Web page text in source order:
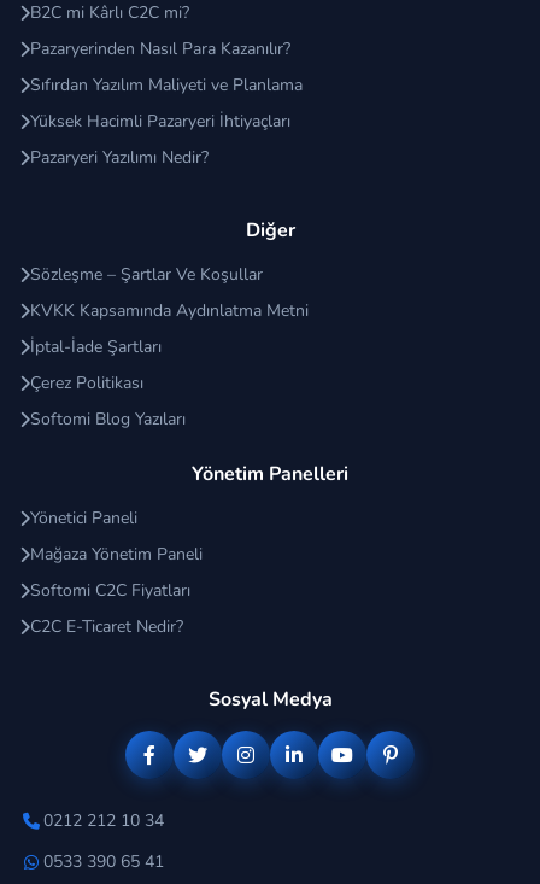
B2C mi Kârlı C2C mi?
Pazaryerinden Nasıl Para Kazanılır?
Sıfırdan Yazılım Maliyeti ve Planlama
Yüksek Hacimli Pazaryeri İhtiyaçları
Pazaryeri Yazılımı Nedir?
Diğer
Sözleşme – Şartlar Ve Koşullar
KVKK Kapsamında Aydınlatma Metni
İptal-İade Şartları
Çerez Politikası
Softomi Blog Yazıları
Yönetim Panelleri
Yönetici Paneli
Mağaza Yönetim Paneli
Softomi C2C Fiyatları
C2C E-Ticaret Nedir?
Sosyal Medya
0212 212 10 34
0533 390 65 41